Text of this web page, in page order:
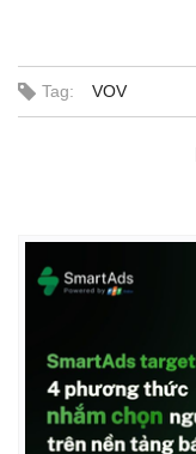
Khởi nghiệp
Tag: VOV